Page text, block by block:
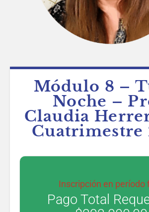
Módulo 8 –
Noche –
Claudia
Cuatrimestre
Inscripción en período
Pago Total